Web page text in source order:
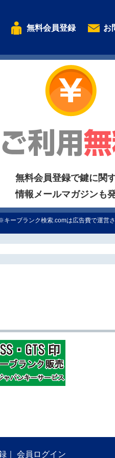
無料会員登録 お
無料会員登録で鍵に関
情報メールマガジンも
キーブランク検索.comは広告費で運営さ
会員ログイン